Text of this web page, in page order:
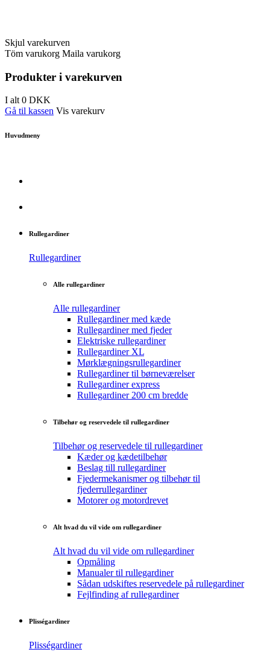
Skjul varekurven
Töm varukorg Maila varukorg
Produkter i varekurven
I alt0 DKK
Gå til kassen Vis varekurv
Huvudmeny
Rullegardiner
Rullegardiner
Alle rullegardiner
Alle rullegardiner
Rullegardiner med kæde
Rullegardiner med fjeder
Elektriske rullegardiner
Rullegardiner XL
Mørklægningsrullegardiner
Rullegardiner til børneværelser
Rullegardiner express
Rullegardiner 200 cm bredde
Tilbehør og reservedele til rullegardiner
Tilbehør og reservedele til rullegardiner
Kæder og kædetilbehør
Beslag till rullegardiner
Fjedermekanismer og tilbehør til
fjederrullegardiner
Motorer og motordrevet
Alt hvad du vil vide om rullegardiner
Alt hvad du vil vide om rullegardiner
Opmåling
Manualer til rullegardiner
Sådan udskiftes reservedele på rullegardiner
Fejlfinding af rullegardiner
Plisségardiner
Plisségardiner